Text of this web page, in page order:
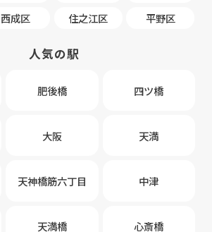
西成区 住之江区 平野区
人気の駅
肥後橋 四ツ橋
大阪 天満
天神橋筋六丁目 中津
天満橋 心斎橋